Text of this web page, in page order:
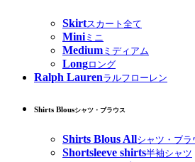
Skirtスカート全て
Miniミニ
Medium ミディアム
Longロング
Ralph Laurenラルフローレン
Shirts Blousシャツ・ブラウス
Shirts Blous Allシャツ・ブラ
Shortsleeve shirts半袖シャツ